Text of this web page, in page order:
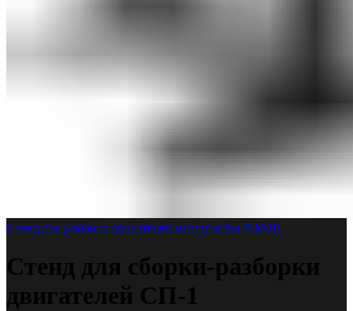
Стенд для ремонта двигателей мотоциклов Р-М-01
Стенд для сборки-разборки
двигателей СП-1